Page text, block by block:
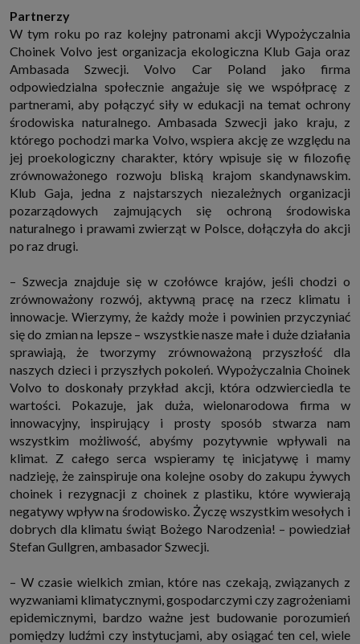
Partnerzy
W tym roku po raz kolejny patronami akcji Wypożyczalnia
Choinek Volvo jest organizacja ekologiczna Klub Gaja oraz
Ambasada Szwecji. Volvo Car Poland jako firma
odpowiedzialna społecznie angażuje się we współpracę z
partnerami, aby połączyć siły w edukacji na temat ochrony
środowiska naturalnego. Ambasada Szwecji jako kraju, z
którego pochodzi marka Volvo, wspiera akcję ze względu na
jej proekologiczny charakter, który wpisuje się w filozofię
zrównoważonego rozwoju bliską krajom skandynawskim.
Klub Gaja, jedna z najstarszych niezależnych organizacji
pozarządowych zajmujących się ochroną środowiska
naturalnego i prawami zwierząt w Polsce, dołączyła do akcji
po raz drugi.
– Szwecja znajduje się w czołówce krajów, jeśli chodzi o
zrównoważony rozwój, aktywną pracę na rzecz klimatu i
innowacje. Wierzymy, że każdy może i powinien przyczyniać
się do zmian na lepsze – wszystkie nasze małe i duże działania
sprawiają, że tworzymy zrównoważoną przyszłość dla
naszych dzieci i przyszłych pokoleń. Wypożyczalnia Choinek
Volvo to doskonały przykład akcji, która odzwierciedla te
wartości. Pokazuje, jak duża, wielonarodowa firma w
innowacyjny, inspirujący i prosty sposób stwarza nam
wszystkim możliwość, abyśmy pozytywnie wpływali na
klimat. Z całego serca wspieramy tę inicjatywę i mamy
nadzieję, że zainspiruje ona kolejne osoby do zakupu żywych
choinek i rezygnacji z choinek z plastiku, które wywierają
negatywy wpływ na środowisko. Życzę wszystkim wesołych i
dobrych dla klimatu świąt Bożego Narodzenia! – powiedział
Stefan Gullgren, ambasador Szwecji.
– W czasie wielkich zmian, które nas czekają, związanych z
wyzwaniami klimatycznymi, gospodarczymi czy zagrożeniami
epidemicznymi, bardzo ważne jest budowanie porozumień
pomiędzy ludźmi czy instytucjami, aby osiągać ten cel, wiele